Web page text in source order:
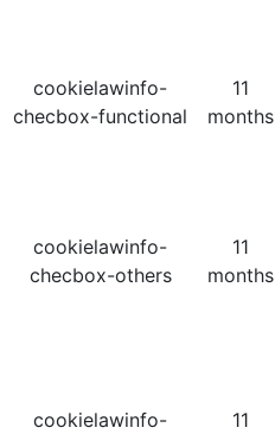
cookielawinfo-
checbox-functional
11
months
cookielawinfo-
checbox-others
11
months
cookielawinfo-
11